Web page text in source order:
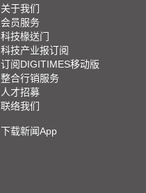
关于我们
会员服务
科技椽送门
科技产业报订阅
订阅DIGITIMES移动版
整合行销服务
人才招募
联络我们
下载新闻App